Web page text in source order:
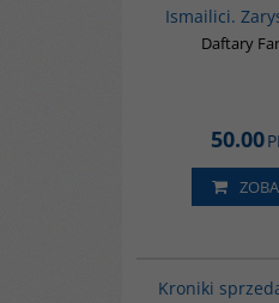
Ismailici.
Daftary
50.00
Kroniki